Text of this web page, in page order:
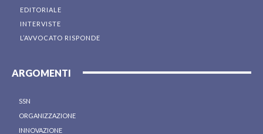
EDITORIALE
INTERVISTE
L’AVVOCATO RISPONDE
ARGOMENTI
SSN
ORGANIZZAZIONE
INNOVAZIONE